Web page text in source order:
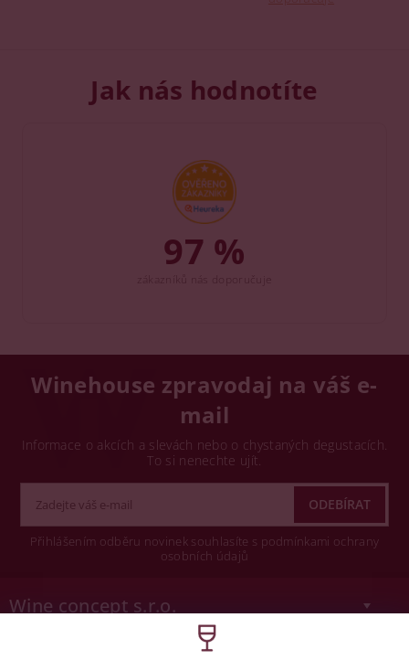
Jak nás hodnotíte
97 %
Winehouse zpravodaj na váš e-
mail
Informace o akcích a slevách nebo o chystaných degustacích.
To si nenechte ujít.
Přihlášením odběru novinek souhlasíte s podmínkami ochrany
osobních údajů
Wine concept s.r.o.